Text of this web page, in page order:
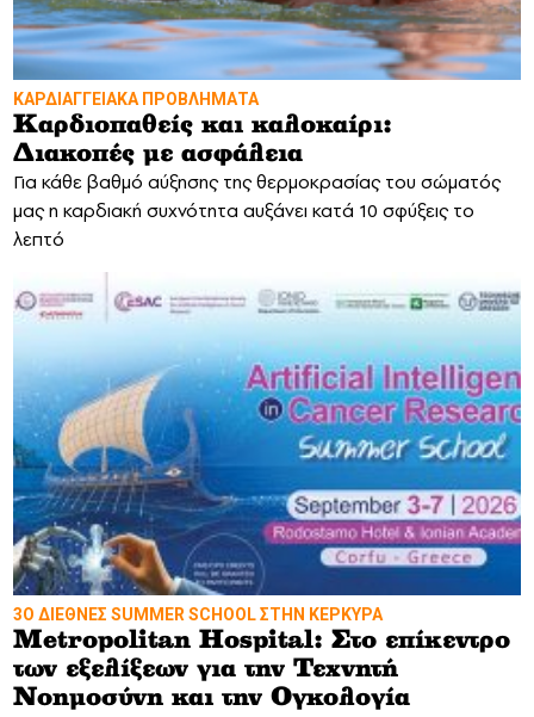
ΚΑΡΔΙΑΓΓΕΙΑΚΑ ΠΡΟΒΛΗΜΑΤΑ
Καρδιοπαθείς και καλοκαίρι:
Διακοπές με ασφάλεια
Για κάθε βαθμό αύξησης της θερμοκρασίας του σώματός
μας η καρδιακή συχνότητα αυξάνει κατά 10 σφύξεις το
λεπτό
3Ο ΔΙΕΘΝΕΣ SUMMER SCHOOL ΣΤΗΝ ΚΕΡΚΥΡΑ
Metropolitan Hospital: Στο επίκεντρο
των εξελίξεων για την Τεχνητή
Νοημοσύνη και την Ογκολογία